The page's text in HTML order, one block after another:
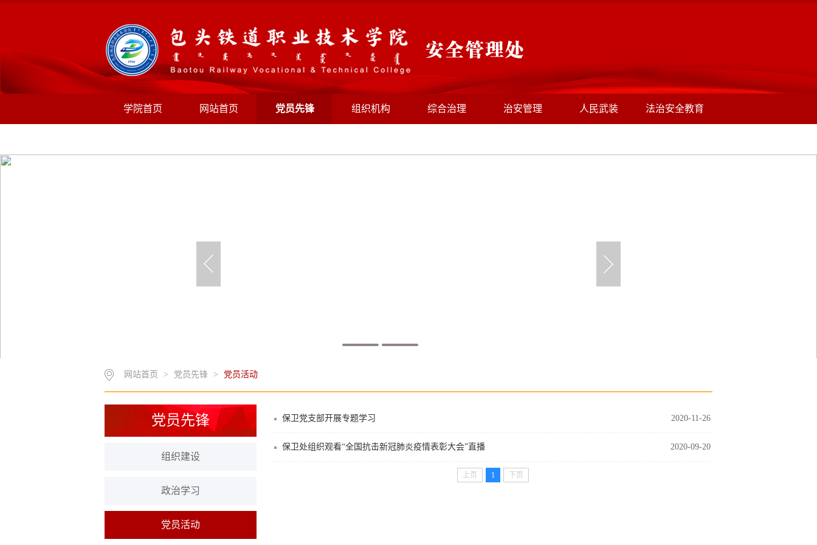
学院首页 网站首页 党员先锋 组织机构 综合治理 治安管理 人民武装 法治安全教育
网站首页 > 党员先锋 > 党员活动
党员先锋
组织建设
政治学习
党员活动
保卫党支部开展专题学习 2020-11-26
保卫处组织观看“全国抗击新冠肺炎疫情表彰大会”直播 2020-09-20
上页 1 下页